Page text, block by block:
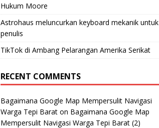
Hukum Moore
Astrohaus meluncurkan keyboard mekanik untuk
penulis
TikTok di Ambang Pelarangan Amerika Serikat
RECENT COMMENTS
Bagaimana Google Map Mempersulit Navigasi
Warga Tepi Baraton Bagaimana Google Map
Mempersulit Navigasi Warga Tepi Barat (2)